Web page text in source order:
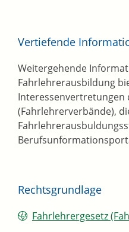
Vertiefende
Weitergehende
Fahrlehrerausbildung
Interessenvertretungen
(Fahrlehrerverbände),
Rechtsgrundlage
Fahrlehrergesetz